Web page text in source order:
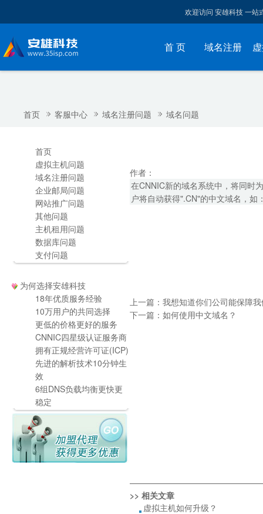
欢迎访问 安雄科技 一站
首 页 域名注册
首页 客服中心 域名注册问题 域名问题
首页
虚拟主机问题
域名注册问题
企业邮局问题
网站推广问题
其他问题
主机租用问题
数据库问题
支付问题
为何选择安雄科技
18年优质服务经验
10万用户的共同选择
更低的价格更好的服务
CNNIC四星级认证服务商
拥有正规经营许可证(ICP)
先进的解析技术10分钟生
效
6组DNS负载均衡更快更
稳定
作者：
在CNNIC新的域名系统中，将同时
户将自动获得".CN"的中文域名，
上一篇： 我想知道你们公司能保障
下一篇： 如何使用中文域名？
>> 相关文章
虚拟主机如何升级？